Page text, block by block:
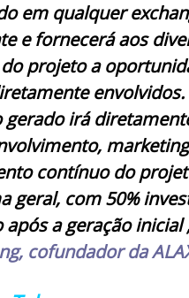
em qualquer
e fornecerá aos
projeto a
envolvidos.
gerado irá
contínuo do
geral, com 50%
a geração inicial
, cofundador da